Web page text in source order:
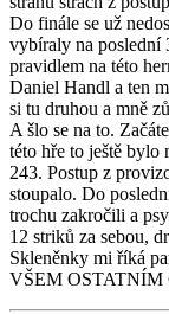
Do finále se už
vybíraly na poslední
pravidlem na této
Daniel Handl a ten
si tu druhou a mně
A šlo se na to.
této hře to ještě bylo
243. Postup z
stoupalo. Do
trochu zakročili a
12 striků za sebou,
Skleněnky mi říká
VŠEM OSTATNÍM